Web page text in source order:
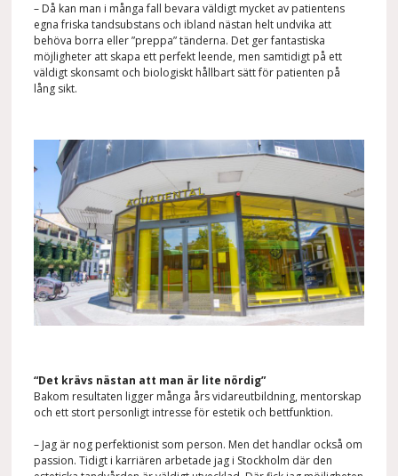
– Då kan man i många fall bevara väldigt mycket av patientens
egna friska tandsubstans och ibland nästan helt undvika att
behöva borra eller ”preppa” tänderna. Det ger fantastiska
möjligheter att skapa ett perfekt leende, men samtidigt på ett
väldigt skonsamt och biologiskt hållbart sätt för patienten på
lång sikt.
“Det krävs nästan att man är lite nördig”
Bakom resultaten ligger många års vidareutbildning, mentorskap
och ett stort personligt intresse för estetik och bettfunktion.
– Jag är nog perfektionist som person. Men det handlar också om
passion. Tidigt i karriären arbetade jag i Stockholm där den